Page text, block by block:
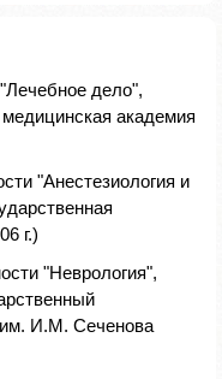
дело",
академия
"Анестезиология и
г.)
"Неврология",
им. И.М. Сеченова